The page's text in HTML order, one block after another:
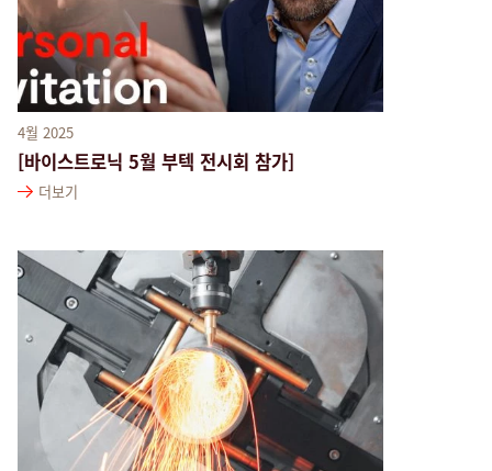
4월 2025
[바이스트로닉 5월 부텍 전시회 참가]
더보기